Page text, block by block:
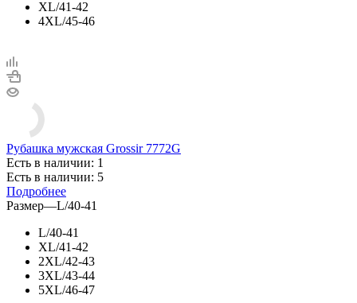
XL/41-42
4XL/45-46
Рубашка мужская Grossir 7772G
Есть в наличии: 1
Есть в наличии: 5
Подробнее
Размер—L/40-41
L/40-41
XL/41-42
2XL/42-43
3XL/43-44
5XL/46-47